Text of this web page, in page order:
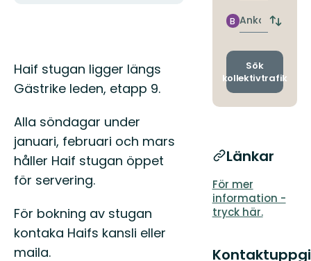
Beskrivning
Haif stugan ligger längs
Gästrike leden, etapp 9.
Alla söndagar under
januari, februari och mars
håller Haif stugan öppet
för servering.
För bokning av stugan
kontaka Haifs kansli eller
maila.
Ankomst
B
Byt
och
Sök
kollektivtrafik
Länkar
För mer
information -
tryck här.